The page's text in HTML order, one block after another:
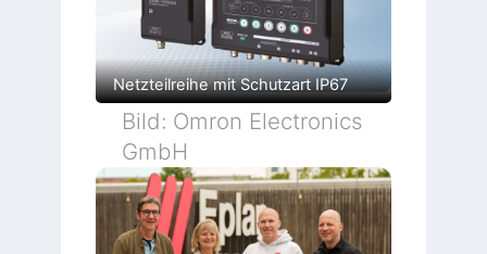
Netzteilreihe mit Schutzart IP67
Bild: Omron Electronics
GmbH